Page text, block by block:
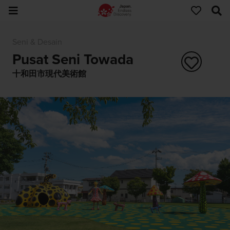
Pusat Seni Towada
十和田市現代美術館